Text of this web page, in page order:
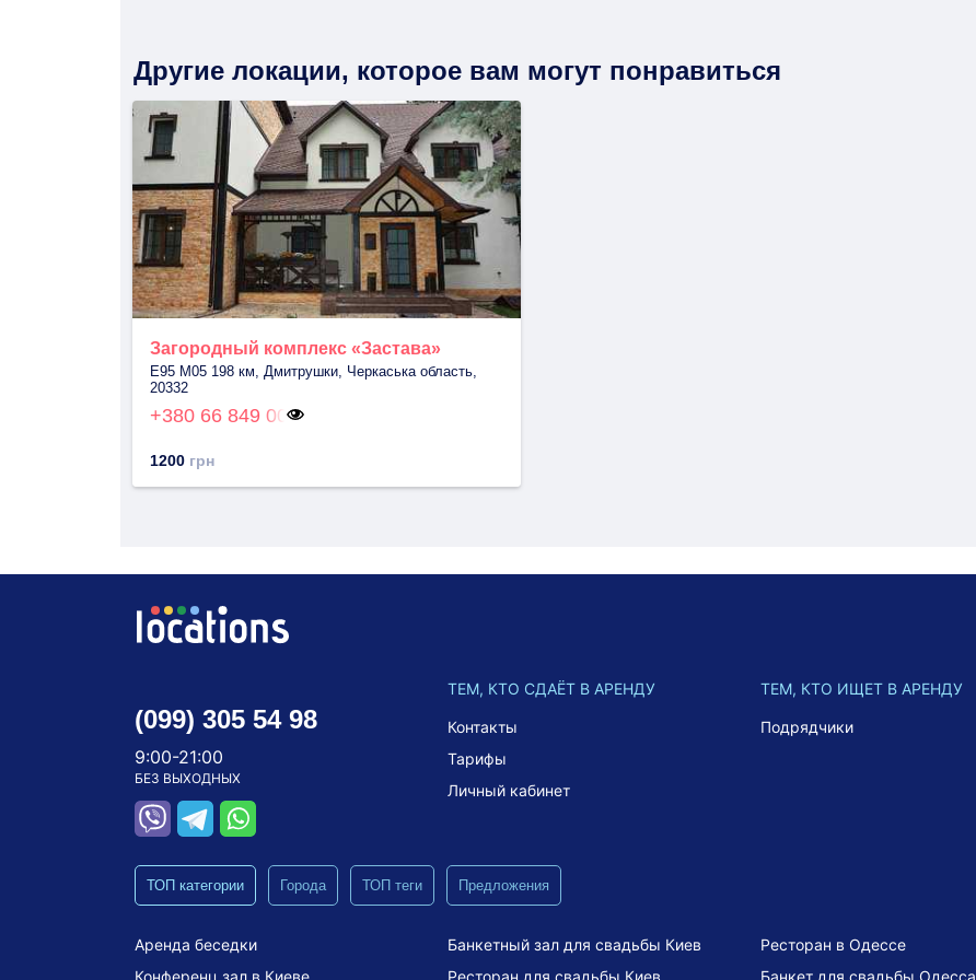
Другие локации, которое вам могут понравиться
Загородный комплекс «Застава»
E95 M05 198 км, Дмитрушки, Черкаська область,
20332
+380 66 849 00
1200 грн
(099) 305 54 98
9:00-21:00
БЕЗ ВЫХОДНЫХ
ТЕМ, КТО СДАЁТ В АРЕНДУ
Контакты
Тарифы
Личный кабинет
ТЕМ, КТО ИЩЕТ В АРЕНДУ
Подрядчики
ТОП категории Города ТОП теги Предложения
Аренда беседки
Конференц зал в Киеве
Банкетный зал для свадьбы Киев
Ресторан для свадьбы Киев
Ресторан в Одессе
Банкет для свадьбы Одесса